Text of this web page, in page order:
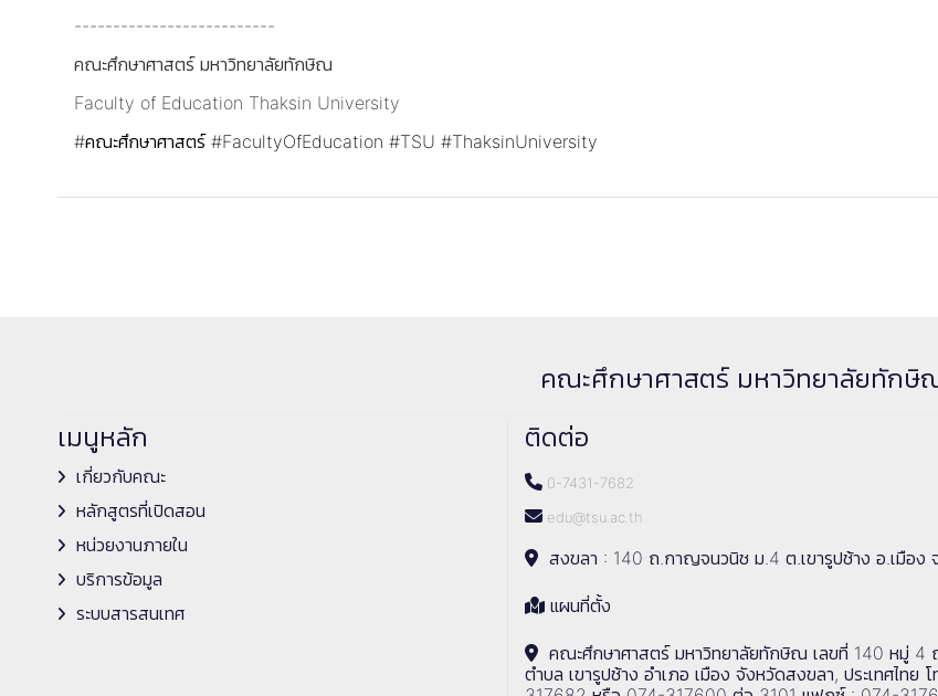
--------------------------
​คณะศึกษาศาสตร์ มหาวิทยาลัยทักษิณ
Faculty of Education Thaksin University
#คณะศึกษาศาสตร์ #FacultyOfEducation #TSU #ThaksinUniversity
คณะศึกษาศาสตร์ มหาวิทยาลัยทักษิ
เมนูหลัก
เกี่ยวกับคณะ
หลักสูตรที่เปิดสอน
หน่วยงานภายใน
บริการข้อมูล
ระบบสารสนเทศ
ติดต่อ
0-7431-7682
edu@tsu.ac.th
สงขลา : 140 ถ.กาญจนวนิช ม.4 ต.เขารูปช้าง อ.เมือง
แผนที่ตั้ง
คณะศึกษาศาสตร์ มหาวิทยาลัยทักษิณ เลขที่ 140 หมู่ 4
ตำบล เขารูปช้าง อำเภอ เมือง จังหวัดสงขลา, ประเทศไทย